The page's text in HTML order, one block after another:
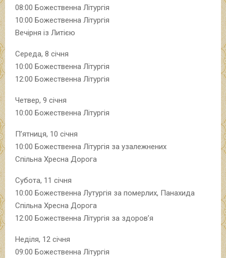
08:00 Божественна Літургія
10:00 Божественна Літургія
Вечірня із Литією
Середа, 8 січня
10:00 Божественна Літургія
12:00 Божественна Літургія
Четвер, 9 січня
10:00 Божественна Літургія
П’ятниця, 10 січня
10:00 Божественна Літургія за узалежнених
Спільна Хресна Дорога
Субота, 11 січня
10:00 Божественна Лутургія за померлих, Панахида
Спільна Хресна Дорога
12:00 Божественна Літургія за здоров’я
Неділя, 12 січня
09:00 Божественна Літургія